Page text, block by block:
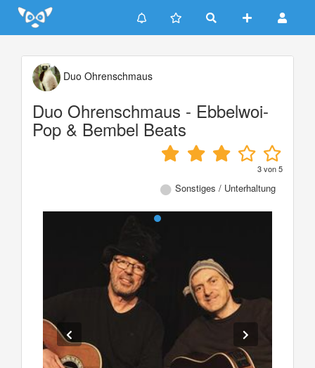
Update cookies preferences
Duo Ohrenschmaus
Duo Ohrenschmaus - Ebbelwoi-
Pop & Bembel Beats
3von5
Sonstiges / Unterhaltung